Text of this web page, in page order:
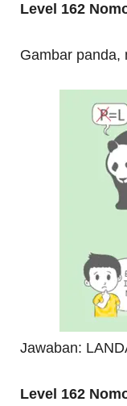
Level 162
Gambar panda,
Jawaban:
Level 162